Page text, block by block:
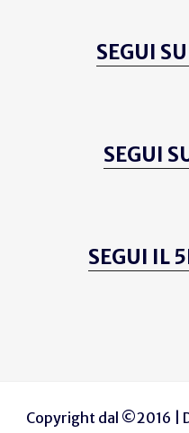
SEGUI
SEGUI
SEGUI IL
Copyright dal ©2016 |